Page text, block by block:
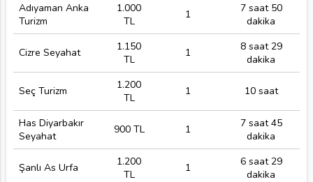
Adıyaman Anka
Turizm
1.000
TL
1
7 saat 50
dakika
Cizre Seyahat
1.150
TL
1
8 saat 29
dakika
Seç Turizm
1.200
TL
1 10 saat
Has Diyarbakır
Seyahat
900 TL 1
7 saat 45
dakika
Şanlı As Urfa
1.200
TL
1
6 saat 29
dakika